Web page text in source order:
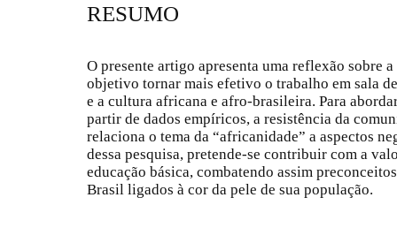
RESUMO
O presente artigo apresenta uma reflexão sobre
objetivo tornar mais efetivo o trabalho em sala
e a cultura africana e afro-brasileira. Para
partir de dados empíricos, a resistência da
relaciona o tema da “africanidade” a aspectos
dessa pesquisa, pretende-se contribuir com a
educação básica, combatendo assim
Brasil ligados à cor da pele de sua população.